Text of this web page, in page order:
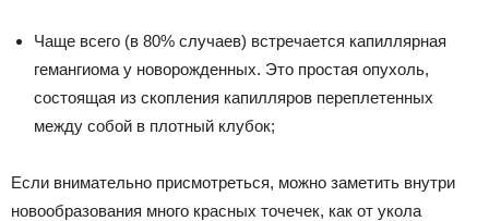
Чаще всего (в 80% случаев) встречается капиллярная
гемангиома у новорожденных. Это простая опухоль,
состоящая из скопления капилляров переплетенных
между собой в плотный клубок;
Если внимательно присмотреться, можно заметить внутри
новообразования много красных точечек, как от укола